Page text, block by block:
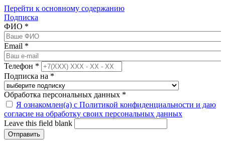
Перейти к основному содержанию
Подписка
ФИО *
Email *
Телефон *
Подписка на *
Обработка персональных данных *
Я ознакомлен(а) с Политикой конфиденциальности и даю
согласие на обработку своих персональных данных
Leave this field blank